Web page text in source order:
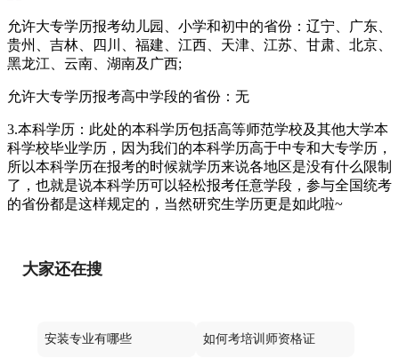
允许大专学历报考幼儿园、小学和初中的省份：辽宁、广东、
贵州、吉林、四川、福建、江西、天津、江苏、甘肃、北京、
黑龙江、云南、湖南及广西;
允许大专学历报考高中学段的省份：无
3.本科学历：此处的本科学历包括高等师范学校及其他大学本
科学校毕业学历，因为我们的本科学历高于中专和大专学历，
所以本科学历在报考的时候就学历来说各地区是没有什么限制
了，也就是说本科学历可以轻松报考任意学段，参与全国统考
的省份都是这样规定的，当然研究生学历更是如此啦~
大家还在搜
安装专业有哪些 如何考培训师资格证